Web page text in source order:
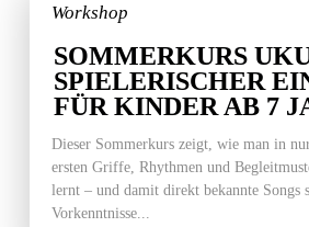
Workshop
SOMMERKURS
SPIELERISCHER
FÜR KINDER AB 7
Dieser Sommerkurs zeigt, wie man in
ersten Griffe, Rhythmen und
lernt – und damit direkt bekannte Songs
Vorkenntnisse...